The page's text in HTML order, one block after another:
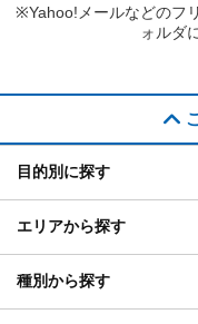
※Yahoo!メールなどのフ
ォルダ
目的別に探す
エリアから探す
種別から探す